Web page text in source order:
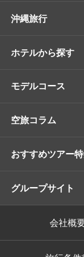
沖縄旅行
ホテルから探す
モデルコース
空旅コラム
おすすめツアー
グループサイト
会社概